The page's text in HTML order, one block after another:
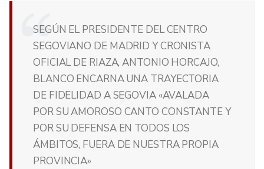
SEGÚN EL PRESIDENTE DEL CENTRO
SEGOVIANO DE MADRID Y CRONISTA
OFICIAL DE RIAZA, ANTONIO HORCAJO,
BLANCO ENCARNA UNA TRAYECTORIA
DE FIDELIDAD A SEGOVIA «AVALADA
POR SU AMOROSO CANTO CONSTANTE Y
POR SU DEFENSA EN TODOS LOS
ÁMBITOS, FUERA DE NUESTRA PROPIA
PROVINCIA»